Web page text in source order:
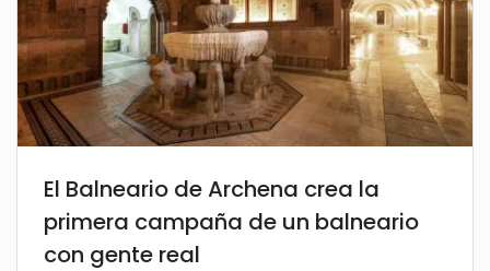
El Balneario de Archena crea la
primera campaña de un balneario
con gente real